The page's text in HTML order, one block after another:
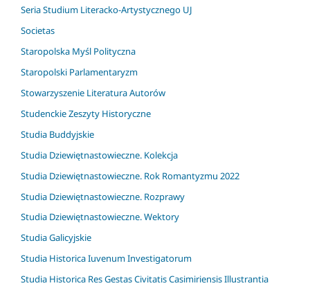
Seria Studium Literacko-Artystycznego UJ
Societas
Staropolska Myśl Polityczna
Staropolski Parlamentaryzm
Stowarzyszenie Literatura Autorów
Studenckie Zeszyty Historyczne
Studia Buddyjskie
Studia Dziewiętnastowieczne. Kolekcja
Studia Dziewiętnastowieczne. Rok Romantyzmu 2022
Studia Dziewiętnastowieczne. Rozprawy
Studia Dziewiętnastowieczne. Wektory
Studia Galicyjskie
Studia Historica Iuvenum Investigatorum
Studia Historica Res Gestas Civitatis Casimiriensis Illustrantia